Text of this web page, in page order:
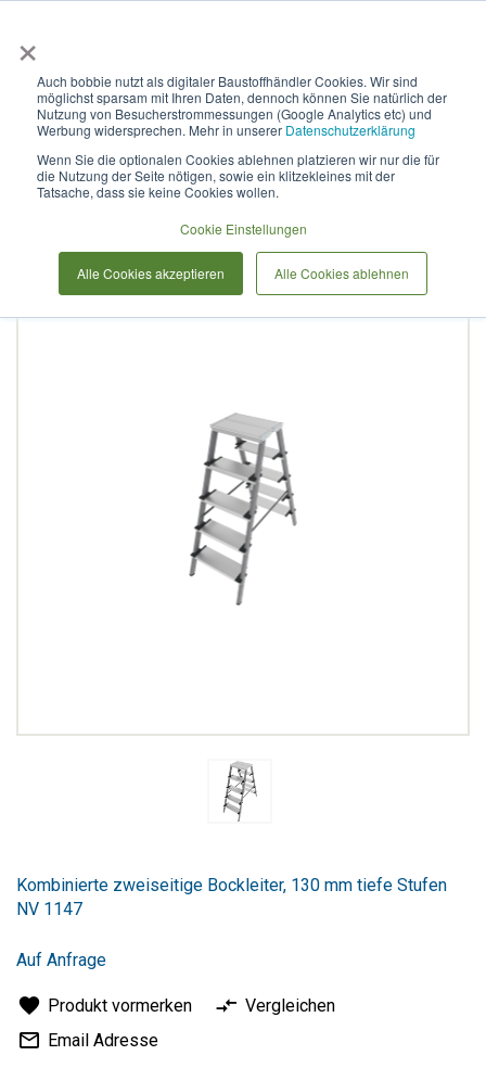
×
Auch bobbie nutzt als digitaler Baustoffhändler Cookies. Wir sind
möglichst sparsam mit Ihren Daten, dennoch können Sie natürlich der
Nutzung von Besucherstrommessungen (Google Analytics etc) und
Werbung widersprechen. Mehr in unserer Datenschutzerklärung
Wenn Sie die optionalen Cookies ablehnen platzieren wir nur die für
die Nutzung der Seite nötigen, sowie ein klitzekleines mit der
Tatsache, dass sie keine Cookies wollen.
Cookie Einstellungen
Alle Cookies akzeptieren Alle Cookies ablehnen
Stufenleiter aus Stahl, mit
Stufen à 130 mm aus
Aluminium, beidseitig
begehbar, NV 1147, 2х3
Ende
der
Bildergalerie
Kombinierte zweiseitige Bockleiter, 130 mm tiefe Stufen
NV 1147
Auf Anfrage
Produkt vormerken
Vergleichen
Email Adresse